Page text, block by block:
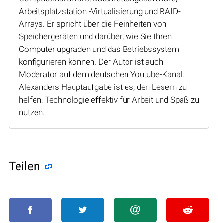
Arbeitsplatzstation -Virtualisierung und RAID-
Arrays. Er spricht über die Feinheiten von
Speichergeräten und darüber, wie Sie Ihren
Computer upgraden und das Betriebssystem
konfigurieren können. Der Autor ist auch
Moderator auf dem deutschen Youtube-Kanal.
Alexanders Hauptaufgabe ist es, den Lesern zu
helfen, Technologie effektiv für Arbeit und Spaß zu
nutzen.
Teilen